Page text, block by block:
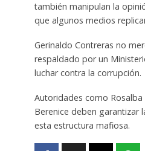
también manipulan la
que algunos medios
Gerinaldo Contreras no
respaldado por un
luchar contra la corrupción.
Autoridades como Rosalba
Berenice deben garantizar
esta estructura mafiosa.